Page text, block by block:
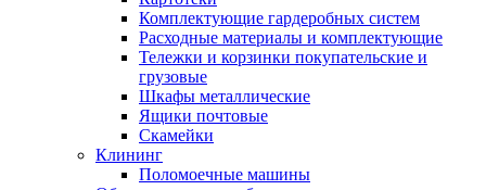
Комплектующие гардеробных систем
Расходные материалы и комплектующие
Тележки и корзинки покупательские и
грузовые
Шкафы металлические
Ящики почтовые
Скамейки
Клининг
Поломоечные машины